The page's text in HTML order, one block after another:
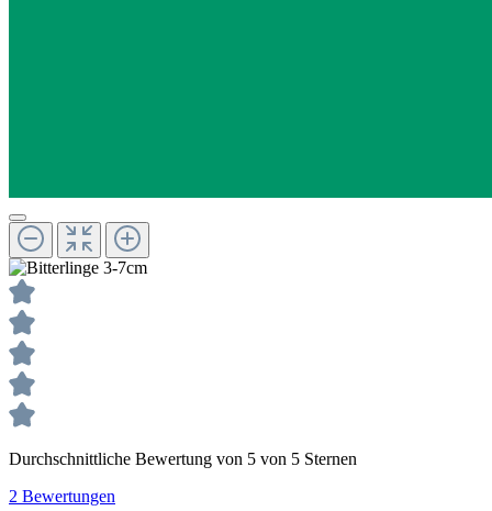
Durchschnittliche Bewertung von 5 von 5 Sternen
2 Bewertungen